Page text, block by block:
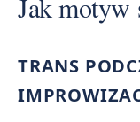
TRANS